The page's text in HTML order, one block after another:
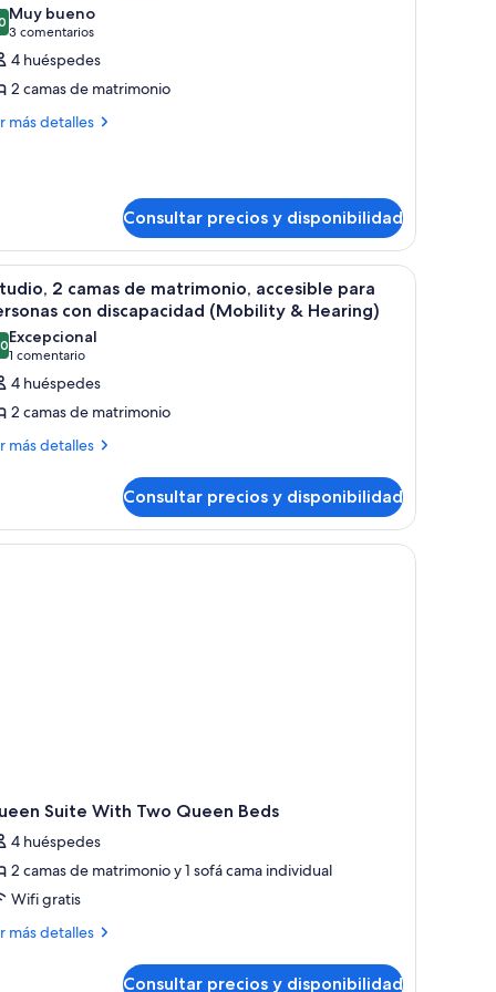
de 10
Muy bueno
3 comentarios
(3 comentarios)
4 huéspedes
2 camas de matrimonio
más detalles
Consultar precios y disponibilidad
un televisor y un ventanal con vistas a la ciudad.
Habitación de hotel con dos camas, un
12
2 camas de matrimonio, accesible para
con discapacidad (Mobility & Hearing)
de 10
Excepcional
1 comentario
(1 comentario)
4 huéspedes
2 camas de matrimonio
más detalles
Consultar precios y disponibilidad
un televisor y un ventanal con vistas a la ciudad.
Suite With Two Queen Beds
4 huéspedes
2 camas de matrimonio y 1 sofá cama individual
Wifi gratis
más detalles
Consultar precios y disponibilidad